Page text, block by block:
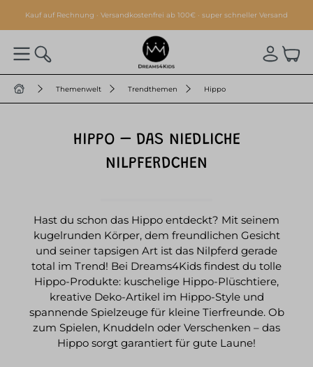
springen
Kauf auf Rechnung · Versandkostenfrei ab 100€ · super schneller Versand
Themenwelt Trendthemen Hippo
HIPPO – DAS NIEDLICHE
NILPFERDCHEN
Hast du schon das Hippo entdeckt? Mit seinem
kugelrunden Körper, dem freundlichen Gesicht
und seiner tapsigen Art ist das Nilpferd gerade
total im Trend! Bei Dreams4Kids findest du tolle
Hippo-Produkte: kuschelige Hippo-Plüschtiere,
kreative Deko-Artikel im Hippo-Style und
spannende Spielzeuge für kleine Tierfreunde. Ob
zum Spielen, Knuddeln oder Verschenken – das
Hippo sorgt garantiert für gute Laune!